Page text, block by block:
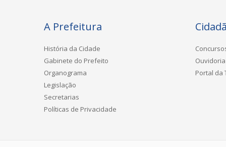
A Prefeitura
História da Cidade
Gabinete do Prefeito
Organograma
Legislação
Secretarias
Políticas de Privacidade
Ouvidoria
Portal da